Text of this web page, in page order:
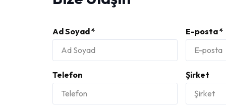
Ad Soyad * E-posta *
Telefon Şirket